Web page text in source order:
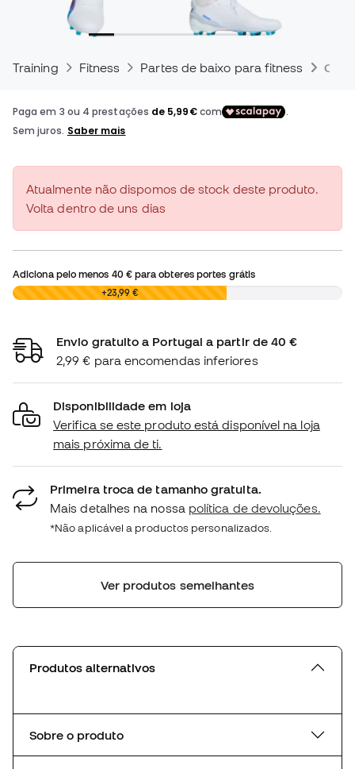
Training Fitness Partes de baixo para fitness
Atualmente não dispomos de stock deste produto.
Volta dentro de uns dias
Adiciona pelo menos 40 €para obteres portes grátis
0,00 € +23,99 €
Envio gratuito a Portugal a partir de 40 €
2,99 € para encomendas inferiores
Disponibilidade em loja
Verifica se este produto está disponível na loja
mais próxima de ti.
Primeira troca de tamanho gratuita.
Mais detalhes na nossa política de devoluções.
*Não aplicável a productos personalizados.
Ver produtos semelhantes
Produtos alternativos
Sobre o produto